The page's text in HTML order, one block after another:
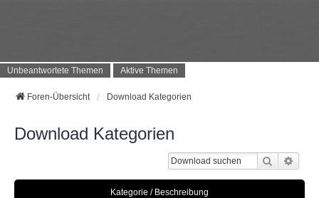
Unbeantwortete Themen Aktive Themen
Foren-Übersicht Download Kategorien
Download Kategorien
Suche
Kategorie / Beschreibung